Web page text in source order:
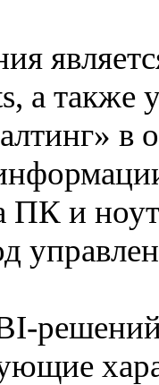
а также
в
ПК и